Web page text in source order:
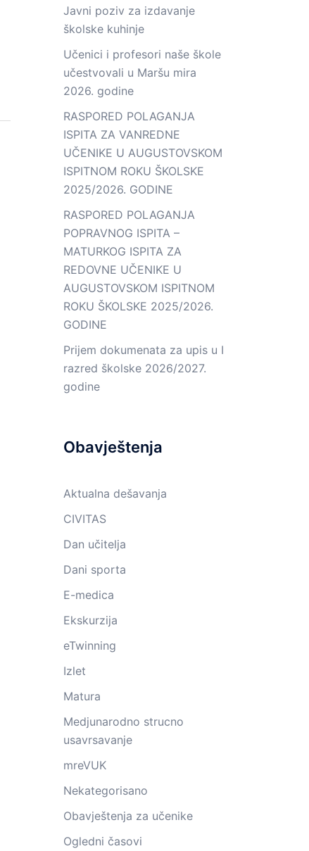
Javni poziv za izdavanje
školske kuhinje
Učenici i profesori naše škole
učestvovali u Maršu mira
2026. godine
RASPORED POLAGANJA
ISPITA ZA VANREDNE
UČENIKE U AUGUSTOVSKOM
ISPITNOM ROKU ŠKOLSKE
2025/2026. GODINE
RASPORED POLAGANJA
POPRAVNOG ISPITA –
MATURKOG ISPITA ZA
REDOVNE UČENIKE U
AUGUSTOVSKOM ISPITNOM
ROKU ŠKOLSKE 2025/2026.
GODINE
Prijem dokumenata za upis u I
razred školske 2026/2027.
godine
Obavještenja
Aktualna dešavanja
CIVITAS
Dan učitelja
Dani sporta
E-medica
Ekskurzija
eTwinning
Izlet
Matura
Medjunarodno strucno
usavrsavanje
mreVUK
Nekategorisano
Obavještenja za učenike
Ogledni časovi